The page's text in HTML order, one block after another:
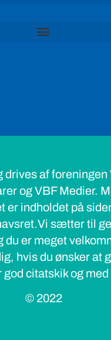
drives af foreningen
og VBF Medier.
er indholdet på
sætter til
du er meget
hvis du ønsker at
citatskik og med
© 2022